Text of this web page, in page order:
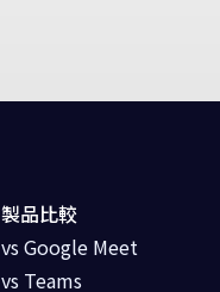
製品比較
vs Google Meet
vs Teams